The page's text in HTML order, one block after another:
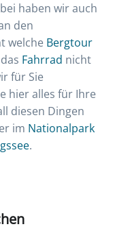
haben wir auch
den
welche Bergtour
Fahrrad nicht
für Sie
hier alles für Ihre
diesen Dingen
im Nationalpark
.